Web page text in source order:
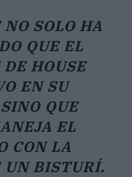
SOLO HA
QUE EL
HOUSE
EN SU
QUE
EL
CON LA
UN BISTURÍ.